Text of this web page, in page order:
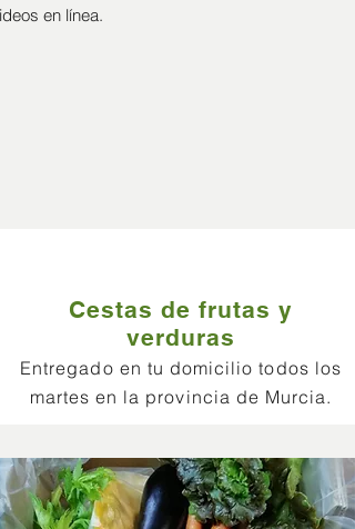
en línea.
Cestas de frutas y
verduras
Entregado en tu domicilio todos los
martes en la provincia de Murcia.